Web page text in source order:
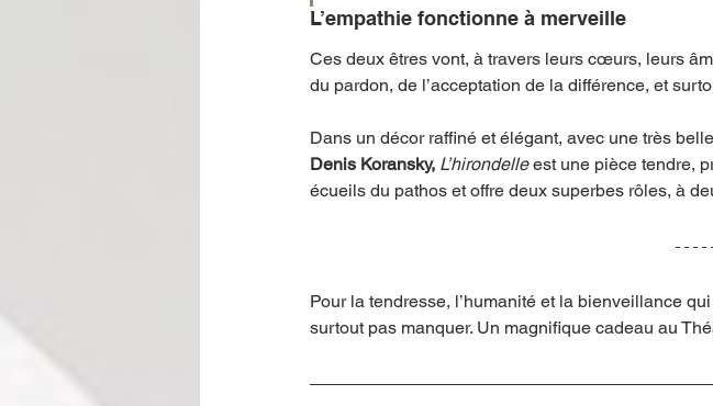
L’empathie fonctionne à merveille
Ces deux êtres vont, à travers leurs cœurs, leurs
du pardon, de l’acceptation de la différence, et
Dans un décor raffiné et élégant, avec une très
Denis Koransky, L’hirondelle est une pièce tendre,
écueils du pathos et offre deux superbes rôles, à
Pour la tendresse, l’humanité et la bienveillance qui
surtout pas manquer. Un magnifique cadeau au